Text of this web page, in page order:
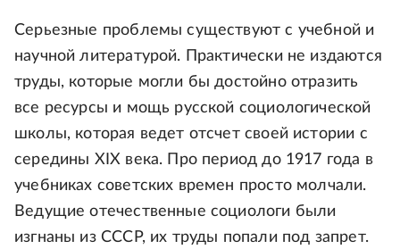
Серьезные проблемы существуют с учебной и
научной литературой. Практически не издаются
труды, которые могли бы достойно отразить
все ресурсы и мощь русской социологической
школы, которая ведет отсчет своей истории с
середины XIX века. Про период до 1917 года в
учебниках советских времен просто молчали.
Ведущие отечественные социологи были
изгнаны из СССР, их труды попали под запрет.